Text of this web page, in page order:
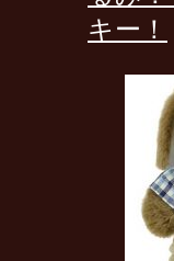
キー！